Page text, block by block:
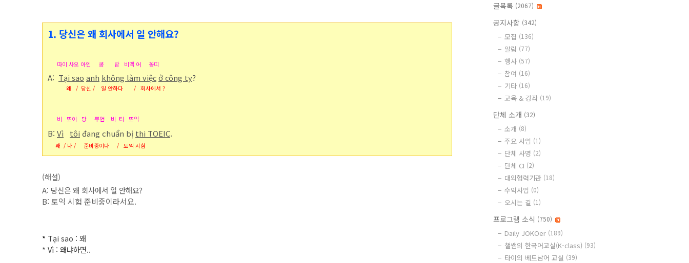
1. 당신은 왜 회사에서 일 안해요?
따이 사오 아인 콩 람 비엑 어 꽁띠
A: Tại sao anh không làm việcở công ty?
왜 / 당신 / 일 안하다 / 회사에서 ?
비 또이 당 쭈언 비 티 또익
B: Vì tôi đang chuẩn bị thi TOEIC.
왜 / 나 / 준비중이다 / 토익 시험
(해설)
A: 당신은 왜 회사에서 일 안해요?
B: 토익 시험 준비중이라서요.
* Tại sao : 왜
* Vì : 왜냐하면..
글목록 (2067)
공지사항 (342)
모집 (136)
알림 (77)
행사 (57)
참여 (16)
기타 (16)
교육 & 강좌 (19)
단체 소개 (32)
소개 (8)
주요 사업 (1)
단체 사명 (2)
단체 CI (2)
대외협력기관 (18)
수익사업 (0)
오시는 길 (1)
프로그램 소식 (750)
Daily JOKOer (189)
챌쌤의 한국어교실(K-class) (93)
타이의 베트남어 교실 (39)